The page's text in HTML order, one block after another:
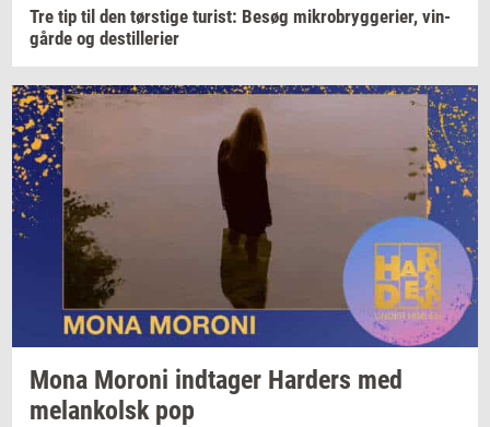
Tre tip til den tørsti­ge turist: Besøg mi­kro­bryg­ge­ri­er, vin­
går­de og destil­le­ri­er
Mona Mor­o­ni ind­ta­ger Har­ders med
melan­kolskpop